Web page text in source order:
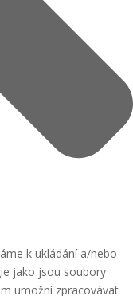
k ukládání a/nebo
jako jsou soubory
umožní zpracovávat